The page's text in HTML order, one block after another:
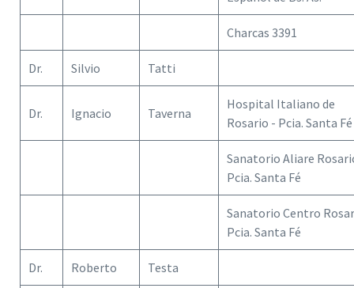
Charcas 3391
Dr. Silvio Tatti
Dr. Ignacio Taverna
Hospital Italiano de
Rosario - Pcia. Santa Fé
Sanatorio Aliare
Pcia. Santa Fé
Sanatorio Centro
Pcia. Santa Fé
Dr. Roberto Testa